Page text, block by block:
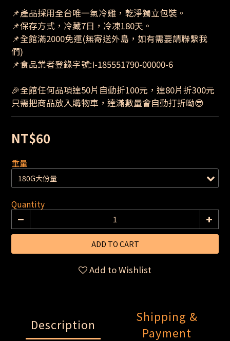
📌產品採用全台唯一氣冷雞，乾淨獨立包裝。
📌保存方式，冷藏7日，冷凍180天。
📌全館滿2000免運(無寄送外島，如有需要請聯繫我
們)
📌食品業者登錄字號:I-185551790-00000-6
🎉全館任何品項達50片自動折100元，達80片折300元
只需把商品放入購物車，達滿數量會自動打折呦😎
NT$60
重量
Quantity
ADD TO CART
Add to Wishlist
Description
Shipping &
Payment